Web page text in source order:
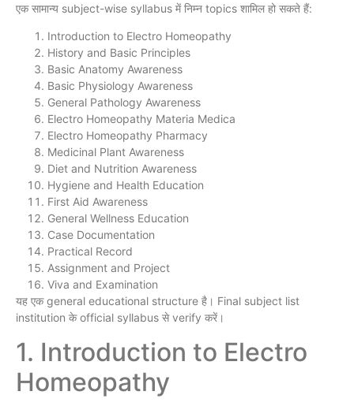
एक सामान्य subject-wise syllabus में निम्न topics शामिल हो सकते हैं:
Introduction to Electro Homeopathy
History and Basic Principles
Basic Anatomy Awareness
Basic Physiology Awareness
General Pathology Awareness
Electro Homeopathy Materia Medica
Electro Homeopathy Pharmacy
Medicinal Plant Awareness
Diet and Nutrition Awareness
Hygiene and Health Education
First Aid Awareness
General Wellness Education
Case Documentation
Practical Record
Assignment and Project
Viva and Examination
यह एक general educational structure है। Final subject list
institution के official syllabus से verify करें।
1. Introduction to Electro
Homeopathy